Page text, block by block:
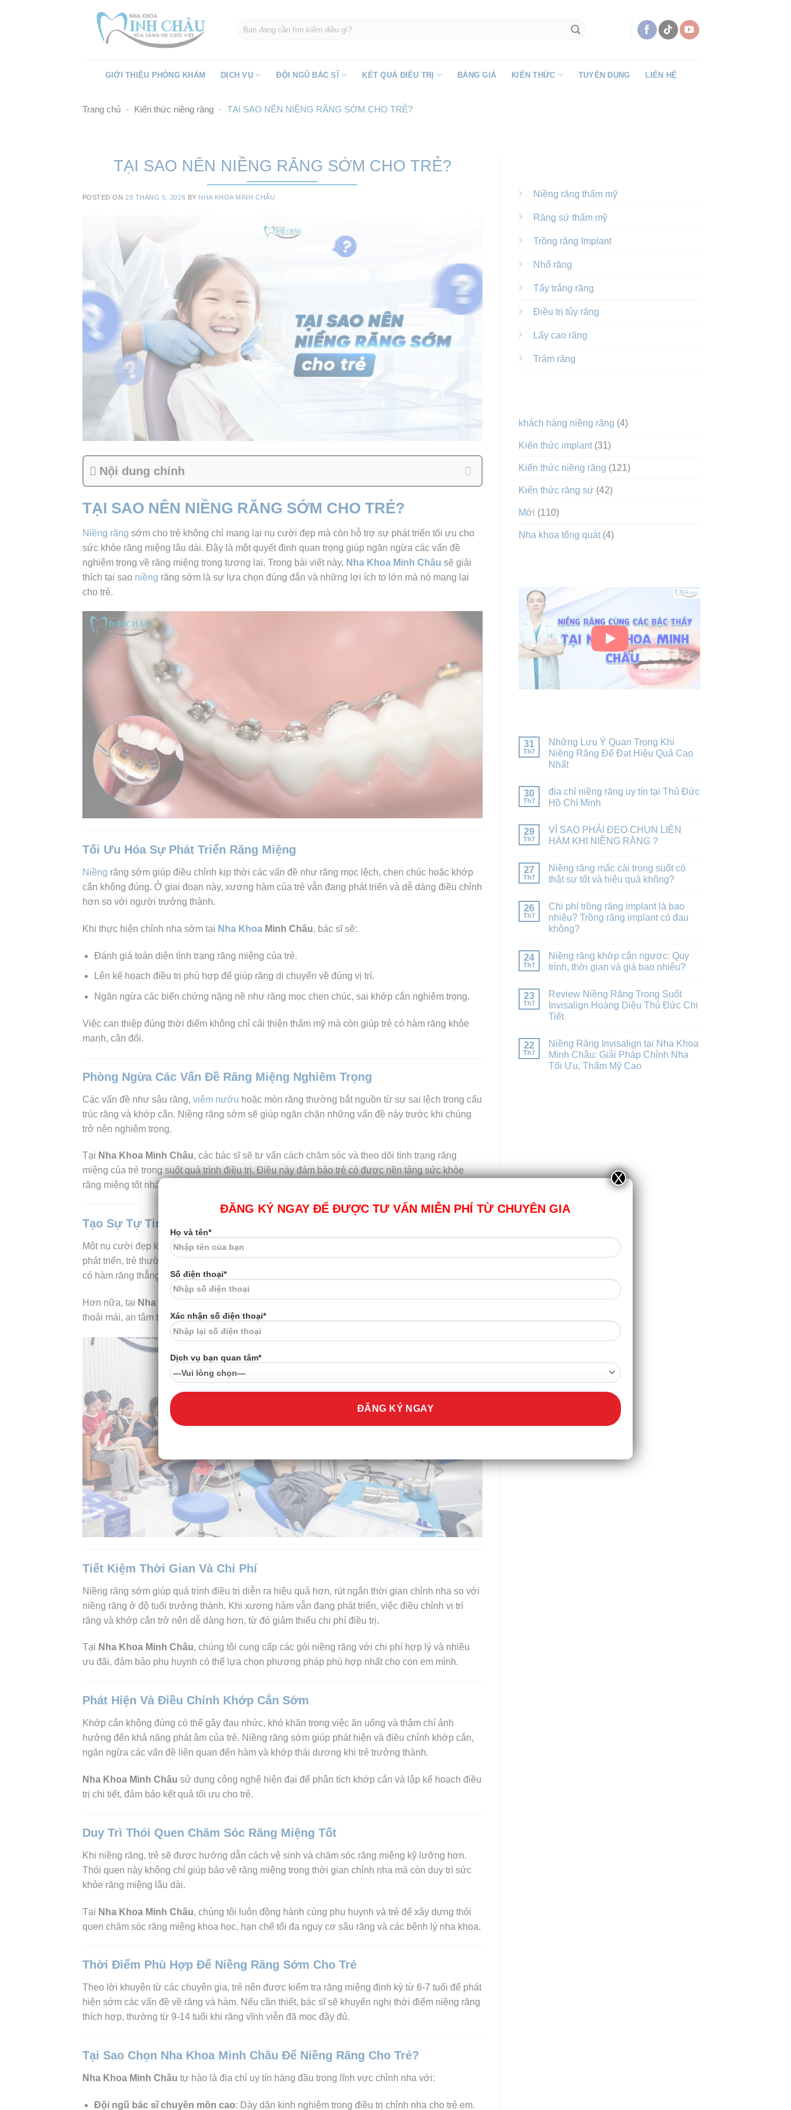
GIỚI THIỆU PHÒNG KHÁM DỊCH VỤ ĐỘI NGŨ BÁC SĨ KẾT QUẢ ĐIỀU TRỊ BẢNG GIÁ KIẾN THỨC TUYỂN DỤNG LIÊN HỆ
Trang chủ - Kiến thức niềng răng - TẠI SAO NÊN NIỀNG RĂNG SỚM CHO TRẺ?
TẠI SAO NÊN NIỀNG RĂNG SỚM CHO TRẺ?
POSTED ON28 THÁNG 5, 2026 BY NHA KHOA MINH CHÂU
Nội dung chính
TẠI SAO NÊN NIỀNG RĂNG SỚM CHO TRẺ?
Niềng răng sớm cho trẻ không chỉ mang lại nụ cười đẹp mà còn hỗ trợ sự phát triển tối ưu cho
sức khỏe răng miệng lâu dài. Đây là một quyết định quan trọng giúp ngăn ngừa các vấn đề
nghiêm trọng về răng miệng trong tương lai. Trong bài viết này, Nha Khoa Minh Châu sẽ giải
thích tại sao niềng răng sớm là sự lựa chọn đúng đắn và những lợi ích to lớn mà nó mang lại
cho trẻ.
Tối Ưu Hóa Sự Phát Triển Răng Miệng
Niềng răng sớm giúp điều chỉnh kịp thời các vấn đề như răng mọc lệch, chen chúc hoặc khớp
cắn không đúng. Ở giai đoạn này, xương hàm của trẻ vẫn đang phát triển và dễ dàng điều chỉnh
hơn so với người trưởng thành.
Khi thực hiện chỉnh nha sớm tại Nha KhoaMinh Châu, bác sĩ sẽ:
Đánh giá toàn diện tình trạng răng miệng của trẻ.
Lên kế hoạch điều trị phù hợp để giúp răng di chuyển về đúng vị trí.
Ngăn ngừa các biến chứng nặng nề như răng mọc chen chúc, sai khớp cắn nghiêm trọng.
Việc can thiệp đúng thời điểm không chỉ cải thiện thẩm mỹ mà còn giúp trẻ có hàm răng khỏe
mạnh, cân đối.
Phòng Ngừa Các Vấn Đề Răng Miệng Nghiêm Trọng
Các vấn đề như sâu răng, viêm nướu hoặc mòn răng thường bắt nguồn từ sự sai lệch trong cấu
trúc răng và khớp cắn. Niềng răng sớm sẽ giúp ngăn chặn những vấn đề này trước khi chúng
trở nên nghiêm trọng.
Tại Nha Khoa Minh Châu, các bác sĩ sẽ tư vấn cách chăm sóc và theo dõi tình trạng răng
miệng của trẻ trong suốt quá trình điều trị. Điều này đảm bảo trẻ có được nền tảng sức khỏe
răng miệng tốt nhất.
Tạo Sự Tự Tin Cho Trẻ
Một nụ cười đẹp không chỉ cải thiện diện mạo mà còn mang lại sự tự tin cho trẻ. Trong giai đoạn
phát triển, trẻ thường xuyên tham gia các hoạt động học tập và xã hội. Niềng răng sớm giúp trẻ
có hàm răng thẳng đều, từ đó tự tin hơn khi giao tiếp.
Hơn nữa, tại Nha Khoa Minh Châu, chúng tôi luôn tạo ra môi trường thân thiện để trẻ cảm thấy
thoải mái, an tâm trong suốt hành trình chỉnh nha.
Tiết Kiệm Thời Gian Và Chi Phí
Niềng răng sớm giúp quá trình điều trị diễn ra hiệu quả hơn, rút ngắn thời gian chỉnh nha so với
niềng răng ở độ tuổi trưởng thành. Khi xương hàm vẫn đang phát triển, việc điều chỉnh vị trí
răng và khớp cắn trở nên dễ dàng hơn, từ đó giảm thiểu chi phí điều trị.
Tại Nha Khoa Minh Châu, chúng tôi cung cấp các gói niềng răng với chi phí hợp lý và nhiều
ưu đãi, đảm bảo phụ huynh có thể lựa chọn phương pháp phù hợp nhất cho con em mình.
Phát Hiện Và Điều Chỉnh Khớp Cắn Sớm
Khớp cắn không đúng có thể gây đau nhức, khó khăn trong việc ăn uống và thậm chí ảnh
hưởng đến khả năng phát âm của trẻ. Niềng răng sớm giúp phát hiện và điều chỉnh khớp cắn,
ngăn ngừa các vấn đề liên quan đến hàm và khớp thái dương khi trẻ trưởng thành.
Nha Khoa Minh Châu sử dụng công nghệ hiện đại để phân tích khớp cắn và lập kế hoạch điều
trị chi tiết, đảm bảo kết quả tối ưu cho trẻ.
Duy Trì Thói Quen Chăm Sóc Răng Miệng Tốt
Khi niềng răng, trẻ sẽ được hướng dẫn cách vệ sinh và chăm sóc răng miệng kỹ lưỡng hơn.
Thói quen này không chỉ giúp bảo vệ răng miệng trong thời gian chỉnh nha mà còn duy trì sức
khỏe răng miệng lâu dài.
Tại Nha Khoa Minh Châu, chúng tôi luôn đồng hành cùng phụ huynh và trẻ để xây dựng thói
quen chăm sóc răng miệng khoa học, hạn chế tối đa nguy cơ sâu răng và các bệnh lý nha khoa.
Thời Điểm Phù Hợp Để Niềng Răng Sớm Cho Trẻ
Theo lời khuyên từ các chuyên gia, trẻ nên được kiểm tra răng miệng định kỳ từ 6-7 tuổi để phát
hiện sớm các vấn đề về răng và hàm. Nếu cần thiết, bác sĩ sẽ khuyến nghị thời điểm niềng răng
thích hợp, thường từ 9-14 tuổi khi răng vĩnh viễn đã mọc đầy đủ.
Tại Sao Chọn Nha Khoa Minh Châu Để Niềng Răng Cho Trẻ?
Nha Khoa Minh Châu tự hào là địa chỉ uy tín hàng đầu trong lĩnh vực chỉnh nha với:
Đội ngũ bác sĩ chuyên môn cao: Dày dặn kinh nghiệm trong điều trị chỉnh nha cho trẻ em.
Niềng răng thẩm mỹ
Răng sứ thẩm mỹ
Trồng răng Implant
Nhổ răng
Tẩy trắng răng
Điều trị tủy răng
Lấy cao răng
Trám răng
khách hàng niềng răng (4)
Kiến thức implant(31)
Kiến thức niềng răng (121)
Kiến thức răng sứ(42)
Mới (110)
Nha khoa tổng quát(4)
31
Th7
Những Lưu Ý Quan Trọng Khi
Niềng Răng Để Đạt Hiệu Quả Cao
Nhất
30
Th7
địa chỉ niềng răng uy tín tại Thủ Đức
Hồ Chí Minh
29
Th7
VÌ SAO PHẢI ĐEO CHUN LIÊN
HÀM KHI NIỀNG RĂNG ?
27
Th7
Niềng răng mắc cài trong suốt có
thật sự tốt và hiệu quả không?
26
Th7
Chi phí trồng răng implant là bao
nhiêu? Trồng răng implant có đau
không?
24
Th7
Niềng răng khớp cắn ngược: Quy
trình, thời gian và giá bao nhiêu?
23
Th7
Review Niềng Răng Trong Suốt
Invisalign Hoàng Diệu Thủ Đức Chi
Tiết
22
Th7
Niềng Răng Invisalign tại Nha Khoa
Minh Châu: Giải Pháp Chỉnh Nha
Tối Ưu, Thẩm Mỹ Cao
ĐĂNG KÝ NGAY ĐỂ ĐƯỢC TƯ VẤN MIỄN PHÍ TỪ CHUYÊN GIA
Họ và tên*
Số điện thoại*
Xác nhận số điện thoại*
Dịch vụ bạn quan tâm*
X